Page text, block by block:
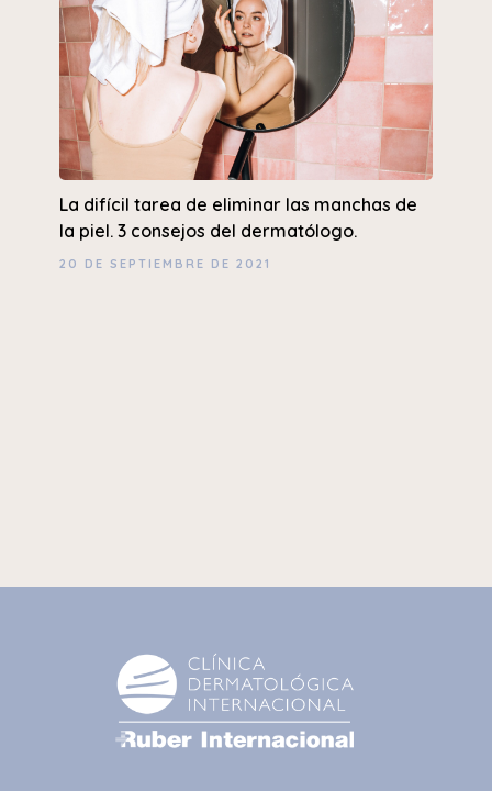
La difícil tarea de eliminar las manchas de
la piel. 3 consejos del dermatólogo.
20 DE SEPTIEMBRE DE 2021